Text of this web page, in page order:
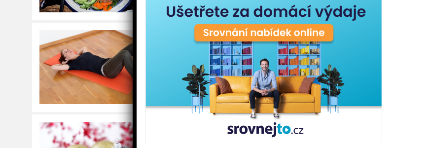
Štíhlejší postava nemusí znamenat drastické změny ve
vašem dni
Další návod na dietní režim, který by znamenal nakupování potravin
a připravování pokrmů, u kterých téměř nerozumíte jejich názvům?
Přesně rozepsané cvičení, na které byste si museli vzít dovolenou
z práce? Určitě ne! Zhubnout můžete i …Celý článek
Jak si užít Vánoce a nepřibrat ani kilo navíc